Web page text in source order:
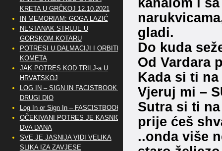
gladi.
Do kuda
Od Vardara
Kada si ti
Vjeruj mi –
Sutra si ti
prije ćeš
..onda više
KRETA U GRČKOJ 12.10.2021
IN MEMORIAM: GOGA LAZIĆ
NESTANAK STRUJE U
GORSKOM KOTARU
POTRESI U DALMACIJI I ORBITE
KOMETA
JAK POTRES KOD TRILJ-a U
HRVATSKOJ
LOG IN – SIGN IN FACISTBOOK –
DRUGI DIO
Log In or Sign In – FASCISTBOOK
OČEKIVANI POTRES JE KASNIO
DVA DANA
SVE JE JASNIJA VIDI VELIKA
SLIKA IZA ZAVJESE